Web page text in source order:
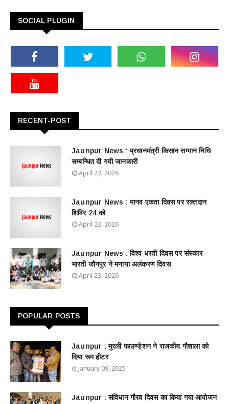
SOCIAL PLUGIN
RECENT-POST
Jaunpur News : ​प्रधानमंत्री किसान सम्मान निधि
सम्बन्धित दी गयी जानकारी
April 23, 2026
Jaunpur News : ​मानव एकता दिवस पर रक्तदान
शिविर 24 को
April 23, 2026
Jaunpur News : विश्व धरती दिवस पर संस्कार
भारती जौनपुर ने मनाया अलंकरण दिवस
April 23, 2026
POPULAR POSTS
Jaunpur : ​मुरली फाउण्डेशन ने राजकीय गौशाला को
दिया रूम हीटर
January 09, 2025
Jaunpur : ​संविधान गौरव दिवस का किया गया आयोजन